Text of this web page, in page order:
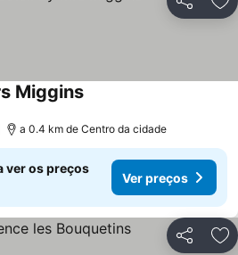
Partilhar
MigginsVer preços
a 0.4 km de Centro da cidade
ver os preços
Ver preços
Partilhar